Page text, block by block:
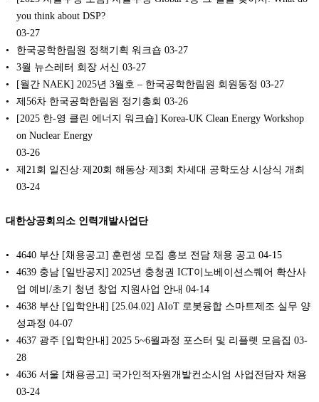
you think about DSP?
03-27
한국공학한림원 정책기획 워크숍 03-27
3월 뉴스레터 회장 서신 03-27
[월간 NAEK] 2025년 3월호 – 한국공학한림원 회원동정 03-27
제56차 한국공학한림원 정기총회 03-26
[2025 한-영 클린 에너지 워크숍] Korea-UK Clean Energy Workshop
on Nuclear Energy
03-26
제21회 일진상·제20회 해동상·제3회 차세대 공학도상 시상식 개최
03-24
대한상공회의소 인력개발사업단
4640 부산 [채용공고] 훈련생 모집 홍보 전담 채용 공고 04-15
4639 충남 [일반공지] 2025년 충청권 ICT이노베이션스퀘어 확산사
업 예비/초기 청년 창업 지원사업 안내 04-14
4638 부산 [입학안내] [25.04.02] AIoT 로봇융합 스마트제조 실무 양
성과정 04-07
4637 광주 [입학안내] 2025 5~6월과정 포스터 및 리플렛 모음집 03-
28
4636 서울 [채용공고] 국가인적자원개발컨소시엄 사업전담자 채용
03-24